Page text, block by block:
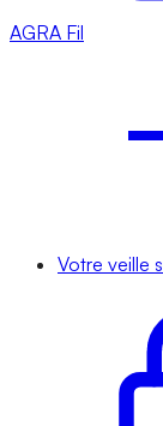
AGRA Fil
Votre veille